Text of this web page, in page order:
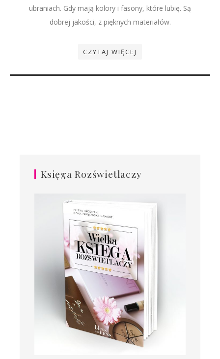
ubraniach. Gdy mają kolory i fasony, które lubię. Są
dobrej jakości, z pięknych materiałów.
CZYTAJ WIĘCEJ
Księga Rozświetlaczy